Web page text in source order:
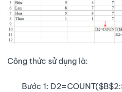
Công thức sử dụng là:
Bước 1: